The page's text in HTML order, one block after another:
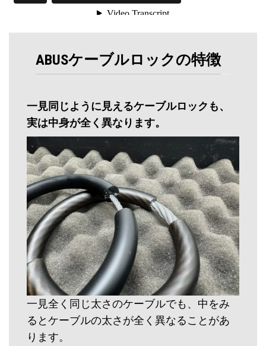
ABUSケーブルロックの特徴
一見同じように見えるケーブルロックも、
実は中身が全く異なります。
一見全く同じ太さのケーブルでも、中をみ
るとケーブルの太さが全く異なることがあ
ります。